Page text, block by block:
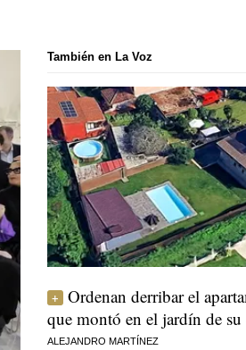
También en La Voz
Ordenan derribar el
que montó en el jardín de su
ALEJANDRO MARTÍNEZ